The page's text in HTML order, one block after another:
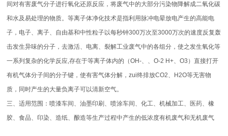
间对有害废气分子进行氧化还原反应，将废气中的大部分污染物降解成二氧化碳
和水及易处理的物质。等离子体净化技术是指利用脉冲电晕放电产生的高能电
子，电子、离子、自由基和中性粒子以每秒钟300万次至3000万次的速度反复轰
击发生异味的分子，去激活、电离、裂解工业废气中的各组分，使之发生氧化等
一系列复杂的化学反应,存在于等离子体内的 （OH-、、O-2 H+、O3）直接打开
有机气体分子间的分子键，使有害气体分解，zui终排放CO2、 H2O等无害物
质，同时产生的大量负离子可以清新空气。
三、适用范围：喷漆车间、油墨印刷、喷涂车间、化工、机械加工、医药、橡
胶、食品、印染、造纸、酿造等生产过程中产生的低浓度有机废气和无机废气